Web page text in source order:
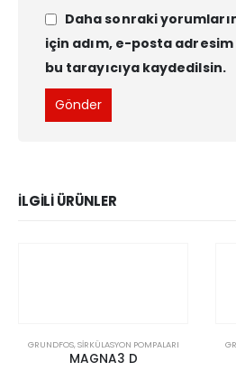
Daha sonraki
için adım, e-posta
bu tarayıcıya kaydedilsin.
İLGILI ÜRÜNLER
GRUNDFOS,SIRKÜLASYON POMPALARI
MAGNA3 D